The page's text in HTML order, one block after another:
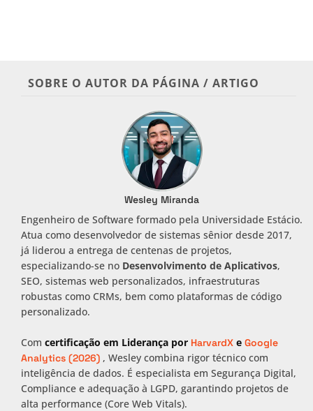
SOBRE O AUTOR DA PÁGINA / ARTIGO
Wesley Miranda
Engenheiro de Software formado pela Universidade Estácio.
Atua como desenvolvedor de sistemas sênior desde 2017,
já liderou a entrega de centenas de projetos,
especializando-se no Desenvolvimento de Aplicativos,
SEO, sistemas web personalizados, infraestruturas
robustas como CRMs, bem como plataformas de código
personalizado.
Com certificação em Liderança por HarvardX e Google
Analytics (2026) , Wesley combina rigor técnico com
inteligência de dados. É especialista em Segurança Digital,
Compliance e adequação à LGPD, garantindo projetos de
alta performance (Core Web Vitals).